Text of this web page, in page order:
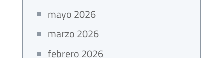
mayo 2026
marzo 2026
febrero 2026